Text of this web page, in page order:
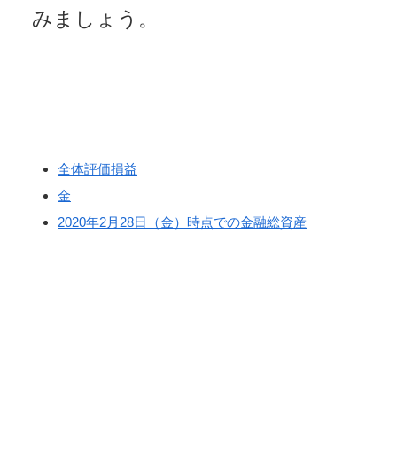
みましょう。
全体評価損益
金
2020年2月28日（金）時点での金融総資産